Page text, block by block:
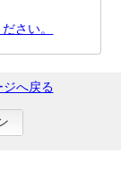
さい。
ジへ戻る